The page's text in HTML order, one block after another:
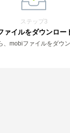
ステップ3
ァイルをダウンロー
、mobiファイルをダウン